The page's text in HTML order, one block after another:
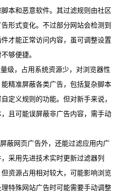
本和恶意软件。其过滤规则由社区
形式变化。不过部分网站会检测到
才能正常访问内容，虽可调整设置
够便捷。
级，占用系统资源少，对浏览器性
精准屏蔽各类广告，包括复杂脚本
定义规则的功能。但对新手来说，
且可能误屏蔽非广告内容，需手动
蔽网页广告外，还能过滤应用内广
采用先进技术实时更新过滤器列
资源占用相对较大，可能影响浏览
特殊网站广告时可能需要手动调整